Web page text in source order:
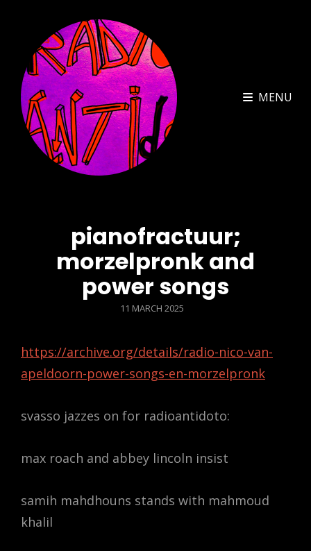
MENU
pianofractuur;
morzelpronk and
power songs
POSTED
11 MARCH 2025
https://archive.org/details/radio-nico-van-
apeldoorn-power-songs-en-morzelpronk
svasso jazzes on for radioantidoto:
max roach and abbey lincoln insist
samih mahdhouns stands with mahmoud
khalil